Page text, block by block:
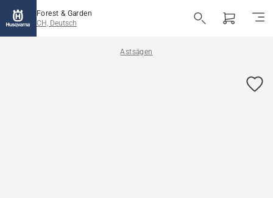
Forest & Garden
CH, Deutsch
Astsägen